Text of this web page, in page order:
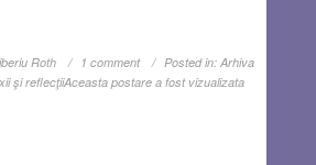
Roth 1 comment Posted in: Arhiva
şi reflecţiiAceasta postare a fost vizualizata